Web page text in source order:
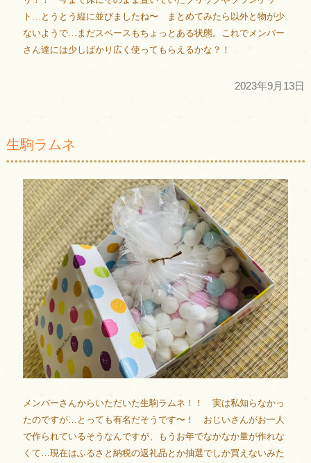
ト…とうとう縦に並びましたね〜 まとめてみたら以外と物が少
ないようで…まだスペースもちょっとある状態。これでメンバー
さん達には少しばかり広く使ってもらえるかな？！
2023年9月13日
生駒ラムネ
メンバーさんからいただいた生駒ラムネ！！ 実は私知らなかっ
たのですが…とっても有名だそうです〜！ おじいさんがお一人
で作られているそうなんですが、もうお年でなかなか量が作れな
くて…現在はふるさと納税の返礼品とか抽選でしか買えないみた